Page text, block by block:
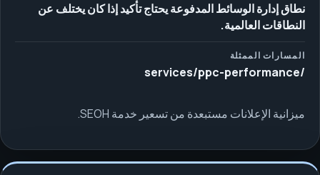
نطاق إدارة الوسائط المدفوعة يحتاج تأكيد إذا كان يختلف عن
النطاقات العالمية.
المسارات الممثلة
/services/ppc-performance
ميزانية الإعلانات مستبعدة من تسعير خدمة SEOH.